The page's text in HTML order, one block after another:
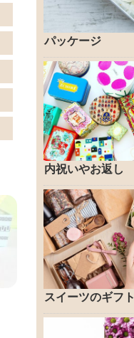
パッケージ
内祝いやお返し
スイーツのギフト